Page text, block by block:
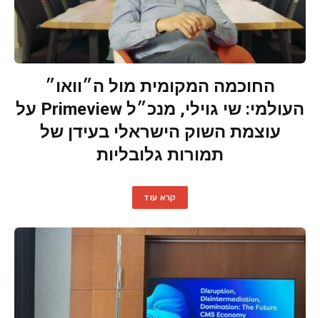
החוכמה המקומית מול ה״וואו״
העולמי: שי גוילי, מנכ״ל Primeview על
עוצמת השוק הישראלי בעידן של
תמורות גלובליות
קרא עוד